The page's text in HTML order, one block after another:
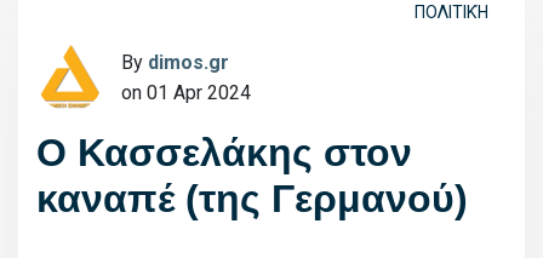
ΠΟΛΙΤΙΚΉ
By dimos.gr
on 01 Apr 2024
Ο Κασσελάκης στον
καναπέ (της Γερμανού)